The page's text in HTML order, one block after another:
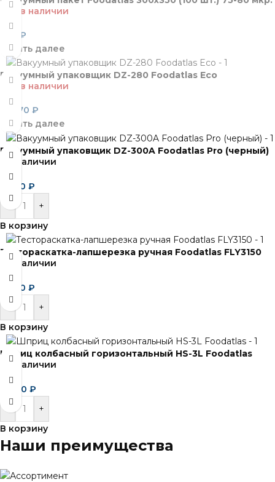
Нет в наличии
₽
Читать далее
Вакуумный упаковщик DZ-280 Foodatlas Eco
Нет в наличии
10 270 ₽
Читать далее
Вакуумный упаковщик DZ-300A Foodatlas Pro (черный)
В наличии
6 820 ₽
+
В корзину
Тестораскатка-лапшерезка ручная Foodatlas FLY3150
В наличии
2 030 ₽
+
В корзину
Шприц колбасный горизонтальный HS-3L Foodatlas
В наличии
13 310 ₽
+
В корзину
Наши преимущества